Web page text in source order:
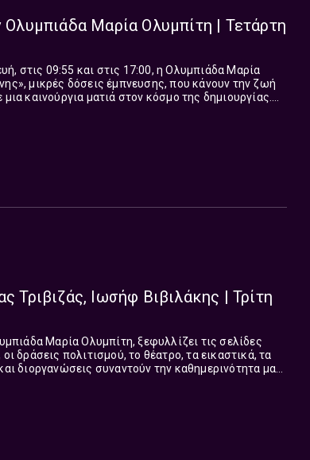
Μαρία Ολυμπίτη | Τετάρτη
στις 09:55 και στις 17:00, η Ολυμπιάδα Μαρία
μικρές δόσεις έμπνευσης, που κάνουν την ζωή
καινούργια ματιά στον κόσμο της δημιουργίας.
Τριβιζάς, Ιωσήφ Βιβιλάκης | Τρίτη
Μαρία Ολυμπίτη, ξεφυλλίζει τις σελίδες
δράσεις πολιτισμού, το θέατρο, τα εικαστικά, τα
διοργανώσεις συναντούν την καθημερινότητα μας,